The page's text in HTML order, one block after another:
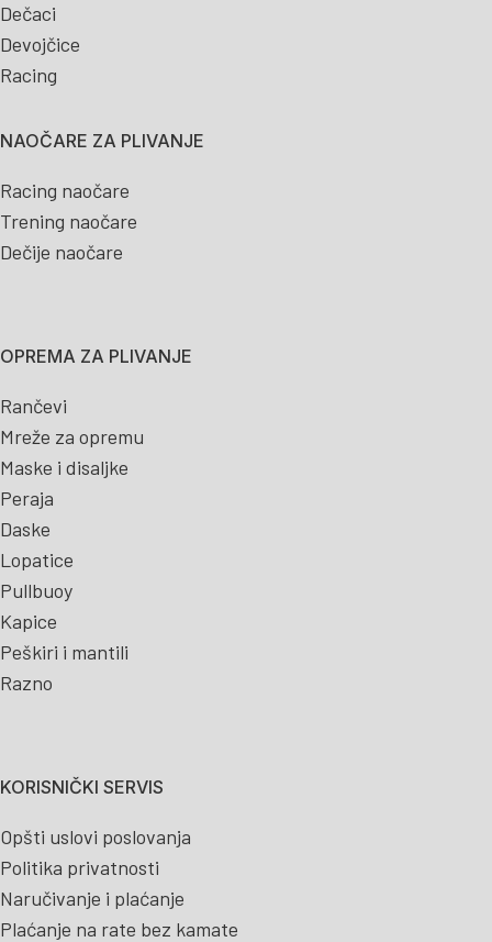
Dečaci
Devojčice
Racing
NAOČARE ZA PLIVANJE
Racing naočare
Trening naočare
Dečije naočare
OPREMA ZA PLIVANJE
Rančevi
Mreže za opremu
Maske i disaljke
Peraja
Daske
Lopatice
Pullbuoy
Kapice
Peškiri i mantili
Razno
KORISNIČKI SERVIS
Opšti uslovi poslovanja
Politika privatnosti
Naručivanje i plaćanje
Plaćanje na rate bez kamate